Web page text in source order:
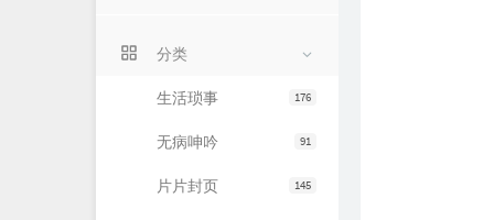
分类
176
生活琐事
91
无病呻吟
145
片片封页